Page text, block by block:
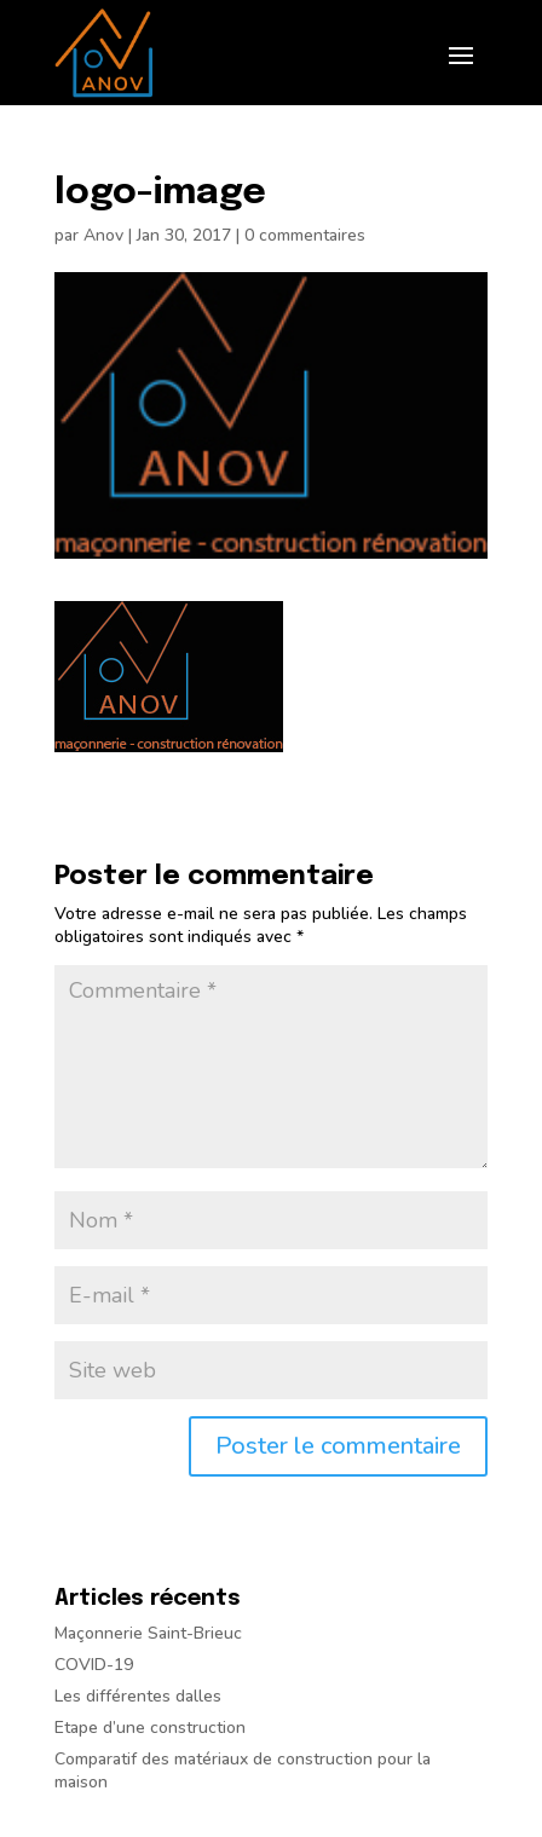
logo-image
par Anov|Jan 30, 2017| 0 commentaires
Poster le commentaire
Votre adresse e-mail ne sera pas publiée. Les champs
obligatoires sont indiqués avec *
Articles récents
Maçonnerie Saint-Brieuc
COVID-19
Les différentes dalles
Etape d’une construction
Comparatif des matériaux de construction pour la
maison